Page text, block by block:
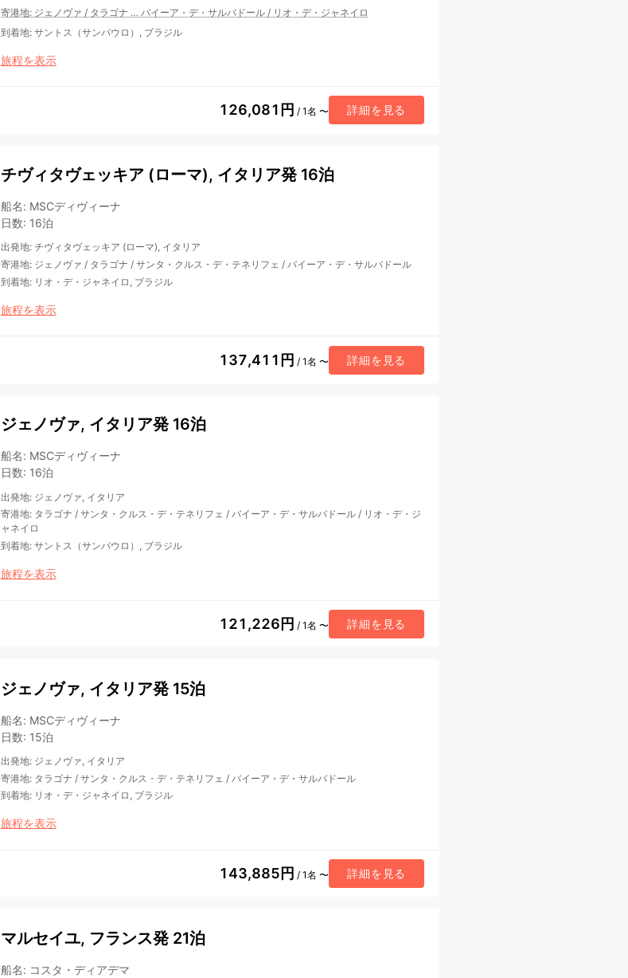
寄港地: ジェノヴァ / タラゴナ … バイーア・デ・サルバドール/ リオ・デ・ジャネイロ
到着地: サントス（サンパウロ）, ブラジル
旅程を表示
126,081円 / 1名 〜 詳細を見る
チヴィタヴェッキア (ローマ), イタリア発 16泊
船名: MSCディヴィーナ
日数: 16泊
出発地: チヴィタヴェッキア (ローマ), イタリア
寄港地: ジェノヴァ / タラゴナ / サンタ・クルス・デ・テネリフェ / バイーア・デ・サルバドール
到着地: リオ・デ・ジャネイロ, ブラジル
旅程を表示
137,411円 / 1名 〜 詳細を見る
ジェノヴァ, イタリア発 16泊
船名: MSCディヴィーナ
日数: 16泊
出発地: ジェノヴァ, イタリア
寄港地: タラゴナ / サンタ・クルス・デ・テネリフェ / バイーア・デ・サルバドール/ リオ・デ・ジ
ャネイロ
到着地: サントス（サンパウロ）, ブラジル
旅程を表示
121,226円 / 1名 〜 詳細を見る
ジェノヴァ, イタリア発 15泊
船名: MSCディヴィーナ
日数: 15泊
出発地: ジェノヴァ, イタリア
寄港地: タラゴナ / サンタ・クルス・デ・テネリフェ / バイーア・デ・サルバドール
到着地: リオ・デ・ジャネイロ, ブラジル
旅程を表示
143,885円 / 1名 〜 詳細を見る
マルセイユ, フランス発 21泊
船名: コスタ・ディアデマ